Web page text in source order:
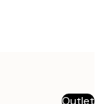
Outlet